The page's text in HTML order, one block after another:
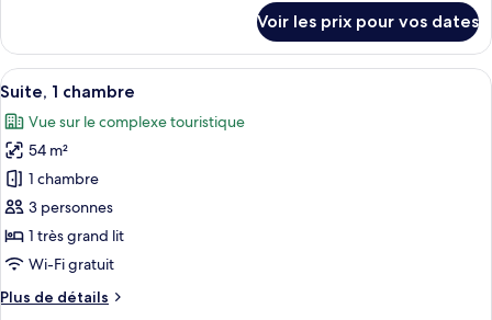
très
grand
lit,
accès
piscine,
rez-
de-
chaussée
(Ground
Floor)
le
type
de
Chambre,
très
grand
lit,
accès
piscine,
rez-
chaussée
Voir les prix pour vos dates
Afficher
toutes
les
photos
pour
ce
type
de
chambre :
Suite,
Une chambre d’hôtel moderne
9
Suite, 1 chambre
Vue sur le complexe touristique
54 m²
1 chambre
3 personnes
1 très grand lit
Wi-Fi gratuit
Plus de détails
Plus